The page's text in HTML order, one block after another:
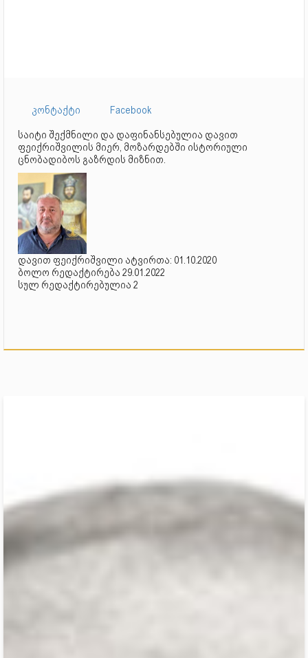
კონტაქტი
Facebook
საიტი შექმნილი და დაფინანსებულია დავით
ფეიქრიშვილის მიერ, მოზარდებში ისტორიული
ცნობადიბოს გაზრდის მიზნით.
დავით ფეიქრიშვილი ატვირთა: 01.10.2020
ბოლო რედაქტირება 29.01.2022
სულ რედაქტირებულია 2